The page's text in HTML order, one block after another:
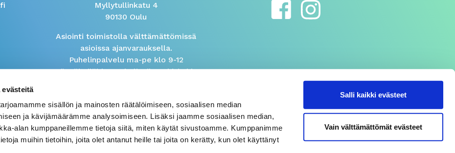
sisällön ja mainosten räätälöimiseen, sosiaalisen median
ja kävijämäärämme analysoimiseen. Lisäksi jaamme sosiaalisen median,
alan kumppaneillemme tietoja siitä, miten käytät sivustoamme. Kumppanimme
muihin tietoihin, joita olet antanut heille tai joita on kerätty, kun olet käyttänyt
Salli kaikki evästeet
Vain välttämättömät evästeet
Myllytullinkatu 4
90130 Oulu
Asiointi toimistolla välttämättömissä
asioissa ajanvarauksella.
Puhelinpalvelu ma-pe klo 9-12
Isännöitsijöiden puhelinaika arkisin klo
Väärinkäytösilmoitus